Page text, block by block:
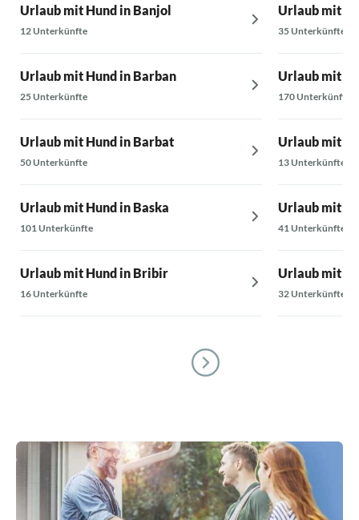
Urlaub mit Hund in Banjol
12 Unterkünfte
Urlaub mit Hund in Barban
25 Unterkünfte
Urlaub mit Hund in Barbat
50 Unterkünfte
Urlaub mit Hund in Baska
101 Unterkünfte
Urlaub mit Hund in Bribir
16 Unterkünfte
Urlaub mit
35 Unterkünfte
Urlaub mit
170 Unterkünfte
Urlaub mit
13 Unterkünfte
Urlaub mit
41 Unterkünfte
Urlaub mit
32 Unterkünfte